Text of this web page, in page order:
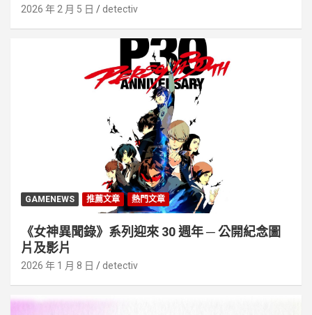
2026 年 2 月 5 日 detectiv
GAMENEWS 推薦文章 熱門文章
《女神異聞錄》系列迎來 30 週年 ─ 公開紀念圖
片及影片
2026 年 1 月 8 日 detectiv